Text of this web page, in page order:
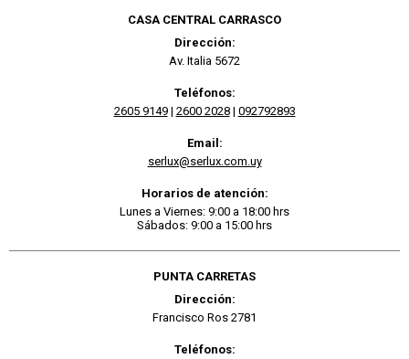
CASA CENTRAL CARRASCO
Dirección:
Av. Italia 5672
Teléfonos:
2605 9149| 2600 2028| 092792893
Email:
serlux@serlux.com.uy
Horarios de atención:
Lunes a Viernes: 9:00 a 18:00 hrs
Sábados: 9:00 a 15:00 hrs
PUNTA CARRETAS
Dirección:
Francisco Ros 2781
Teléfonos: